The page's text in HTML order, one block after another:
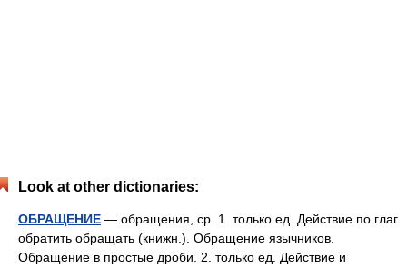
Look at other dictionaries:
ОБРАЩЕНИЕ — обращения, ср. 1. только ед. Действие по глаг.
обратить обращать (книжн.). Обращение язычников.
Обращение в простые дроби. 2. только ед. Действие и